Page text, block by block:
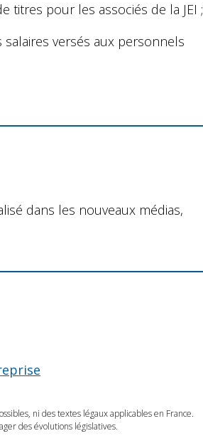
titres pour les associés de la JEI ;
versés aux personnels
dans les nouveaux médias,
ni des textes légaux applicables en France.
des évolutions législatives.